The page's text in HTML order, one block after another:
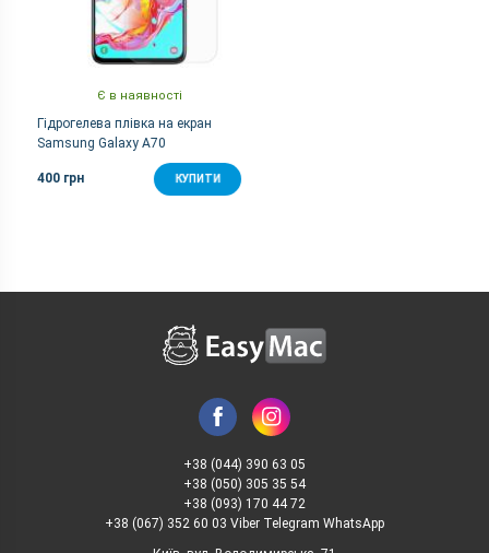
Є в наявності
Гідрогелева плівка на екран
Samsung Galaxy A70
400 грн КУПИТИ
+38 (044) 390 63 05
+38 (050) 305 35 54
+38 (093) 170 44 72
+38 (067) 352 60 03 Viber Telegram WhatsApp